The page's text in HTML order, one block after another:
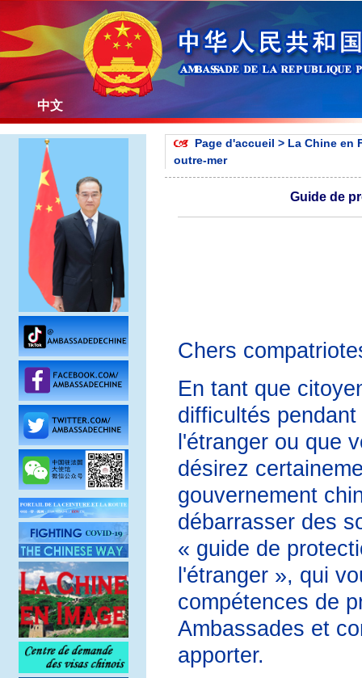
中文
Page d'accueil > La Chine en
outre-mer
Guide de
Chers
En tant que
difficultés
l'étranger ou que
désirez
gouvernement
débarrasser des
« guide de
l'étranger », qui
compétences de
Ambassades et
apporter.